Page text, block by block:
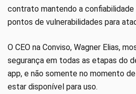
contrato mantendo a confiabilidade
pontos de vulnerabilidades para
O CEO na Conviso, Wagner Elias,
segurança em todas as etapas do
app, e não somente no momento
estar disponível para uso.